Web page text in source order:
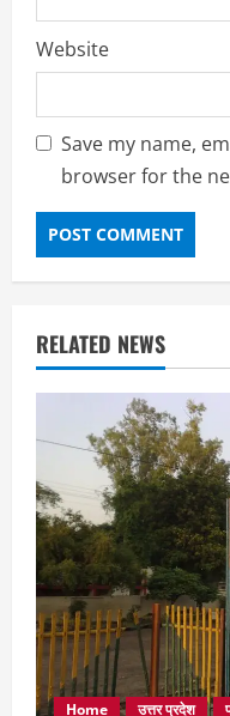
Website
Save my name,
browser for the
RELATED NEWS
Home उत्तर प्रदेश